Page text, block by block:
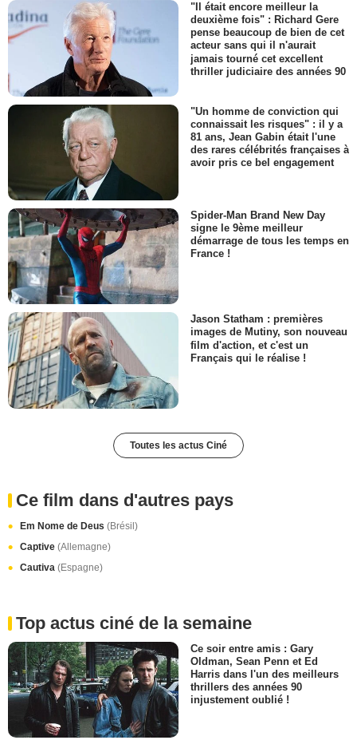
"Il était encore meilleur la
deuxième fois" : Richard Gere
pense beaucoup de bien de cet
acteur sans qui il n'aurait
jamais tourné cet excellent
thriller judiciaire des années 90
"Un homme de conviction qui
connaissait les risques" : il y a
81 ans, Jean Gabin était l'une
des rares célébrités françaises à
avoir pris ce bel engagement
Spider-Man Brand New Day
signe le 9ème meilleur
démarrage de tous les temps en
France !
Jason Statham : premières
images de Mutiny, son nouveau
film d'action, et c'est un
Français qui le réalise !
Toutes les actus Ciné
Ce film dans d'autres pays
Em Nome de Deus (Brésil)
Captive (Allemagne)
Cautiva (Espagne)
Top actus ciné de la semaine
Ce soir entre amis : Gary
Oldman, Sean Penn et Ed
Harris dans l'un des meilleurs
thrillers des années 90
injustement oublié !